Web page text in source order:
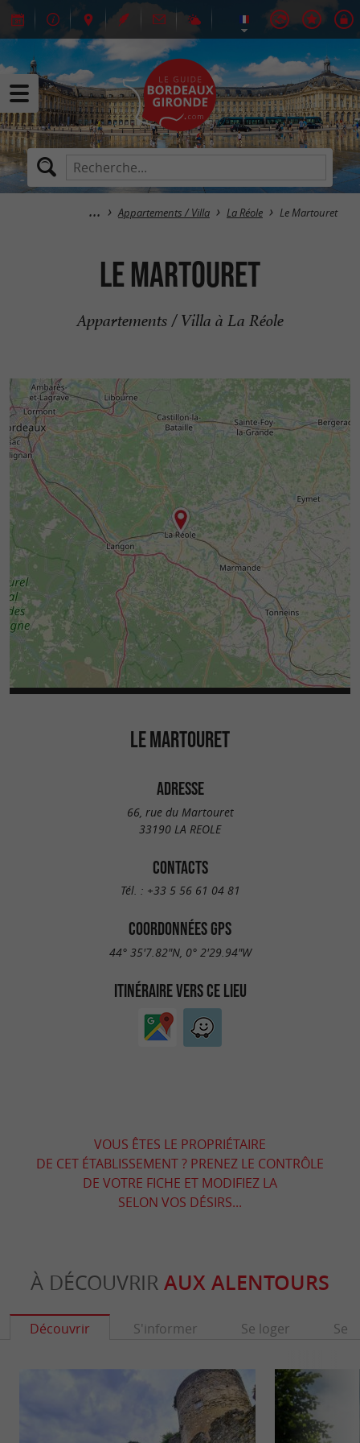
Appartements / Villa La Réole Le Martouret
Le Martouret
Appartements / Villa à La Réole
LE MARTOURET
ADRESSE
66, rue du Martouret
33190 LA REOLE
CONTACTS
Tél. : +33 5 56 61 04 81
COORDONNÉES GPS
44° 35'7.82"N, 0° 2'29.94"W
ITINÉRAIRE VERS CE LIEU
VOUS ÊTES LE PROPRIÉTAIRE
DE CET ÉTABLISSEMENT ? PRENEZ LE CONTRÔLE
DE VOTRE FICHE ET MODIFIEZ LA
SELON VOS DÉSIRS...
À DÉCOUVRIR AUX ALENTOURS
Découvrir S'informer Se loger Se